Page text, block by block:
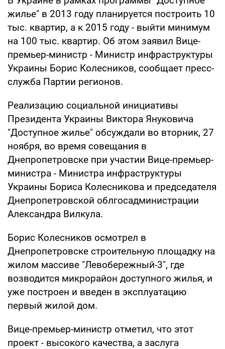
жилье" в 2013 году планируется построить 10
тыс. квартир, а к 2015 году - выйти минимум
на 100 тыс. квартир. Об этом заявил Вице-
премьер-министр - Министр инфраструктуры
Украины Борис Колесников, сообщает пресс-
служба Партии регионов.
Реализацию социальной инициативы
Президента Украины Виктора Януковича
"Доступное жилье" обсуждали во вторник, 27
ноября, во время совещания в
Днепропетровске при участии Вице-премьер-
министра - Министра инфраструктуры
Украины Бориса Колесникова и председателя
Днепропетровской облгосадминистрации
Александра Вилкула.
Борис Колесников осмотрел в
Днепропетровске строительную площадку на
жилом массиве "Левобережный-3", где
возводится микрорайон доступного жилья, и
уже построен и введен в эксплуатацию
первый жилой дом.
Вице-премьер-министр отметил, что этот
проект - высокого качества, а заслуга